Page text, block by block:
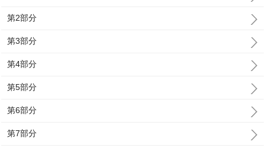
第2部分
第3部分
第4部分
第5部分
第6部分
第7部分